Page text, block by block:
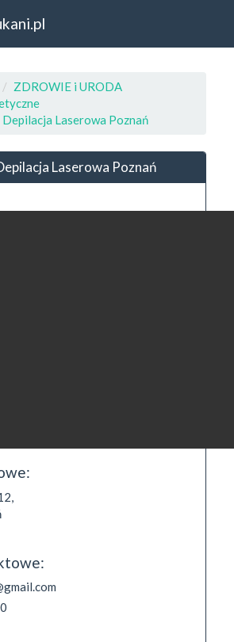
ZDROWIE i URODA
Depilacja Laserowa Poznań
Laserowa Poznań